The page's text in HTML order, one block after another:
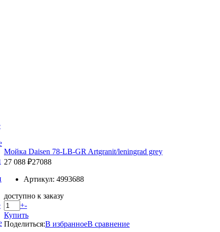
Мойка Daisen 78-LB-GR Artgranit/leningrad grey
27 088 ₽27088
Артикул: 4993688
доступно к заказу
+-
Купить
Поделиться:В избранноеВ сравнение